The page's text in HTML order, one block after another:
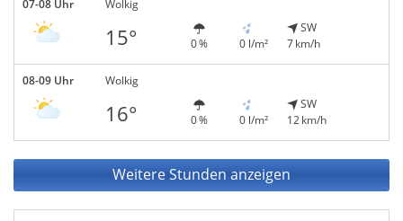
07-08 Uhr Wolkig
15° 0 % 0 l/m²
SW
7 km/h
08-09 Uhr Wolkig
16° 0 % 0 l/m²
SW
12 km/h
Weitere Stunden anzeigen